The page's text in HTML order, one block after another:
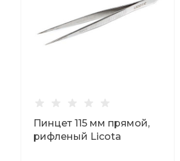
Пинцет 115 мм прямой,
рифленый Licota